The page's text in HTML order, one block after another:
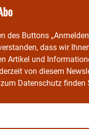
des Buttons
dass wir
Artikel und
von diesem
Datenschutz finden